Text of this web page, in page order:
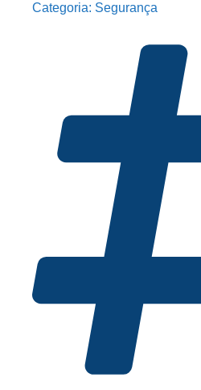
Categoria: Segurança